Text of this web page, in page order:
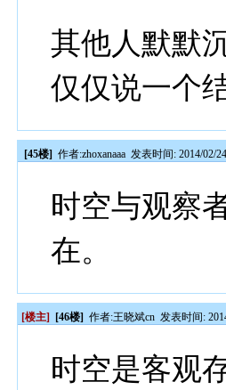
其他人默默
仅仅说一个
[45楼] 作者:zhoxanaaa 发表时间: 2014/02/
时空与观察
在。
[楼主] [46楼] 作者:王晓斌cn 发表时间:
时空是客观